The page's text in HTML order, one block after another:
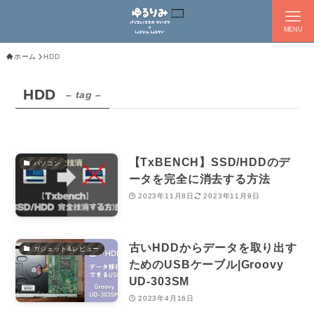
MENU
ホーム HDD
HDD – tag –
パソコン
【TxBENCH】SSD/HDDのデ
ータを完全に消去する方法
2023年11月8日 2023年11月9日
ガジェット&レビュー
古いHDDからデータを取り出す
ためのUSBケーブル|Groovy
UD-303SM
2023年4月16日